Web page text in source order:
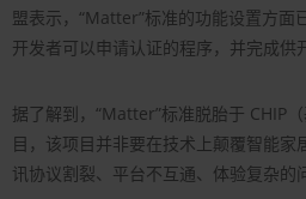
盟表示，“Matter”标准的功能设置方面
开发者可以申请认证的程序，并完成供
据了解到，“Matter”标准脱胎于 CHIP
目，该项目并非要在技术上颠覆智能家
讯协议割裂、平台不互通、体验复杂的